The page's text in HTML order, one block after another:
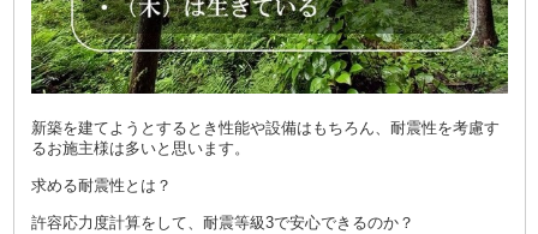
新築を建てようとするとき性能や設備はもちろん、耐震性を考慮す
るお施主様は多いと思います。
求める耐震性とは？
許容応力度計算をして、耐震等級3で安心できるのか？